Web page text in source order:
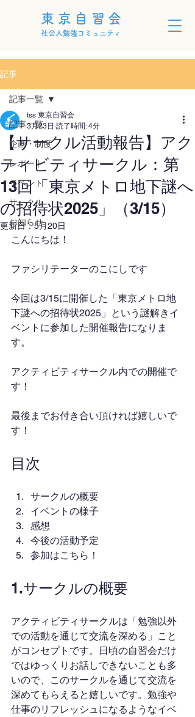
東京自習会
社会人勉強コミュニティ
記事
記事一覧
企画・制度
レポート
イベント
サークル
お知らせ
記事一覧
【サークル活動報告】アク
ティビティサークル：第
13回「東京メトロ地下謎へ
の招待状2025」（3/15）
tss 東京自習会
3月23日 読了時間: 4分
更新日：5月20日
こんにちは！
ファシリテーターのこにしです
今回は3/15に開催した「東京メトロ地
下謎への招待状2025」という謎解きイ
ベントに参加した開催報告になりま
す。
アクティビティサークル内での開催で
す！
最後までお付き合い頂ければ嬉しいで
す！
目次
サークルの概要
イベントの様子
感想
今後の活動予定
参加はこちら！
1.サークルの概要
アクティビティサークルは「勉強以外
での活動を通じて交流を深める」こと
がコンセプトです。日頃の自習会だけ
ではゆっくりお話しできないことも多
いので、このサークルを通じて交流を
深めてもらえると嬉しいです。勉強や
仕事のリフレッシュになるようなイベ